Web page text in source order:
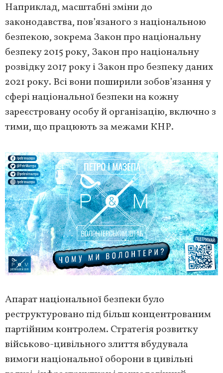
Наприклад, масштабні зміни до
законодавства, пов’язаного з національною
безпекою, зокрема Закон про національну
безпеку 2015 року, Закон про національну
розвідку 2017 року і Закон про безпеку даних
2021 року. Всі вони поширили зобов’язання у
сфері національної безпеки на кожну
зареєстровану особу й організацію, включно з
тими, що працюють за межами КНР.
Апарат національної безпеки було
реструктуровано під більш концентрованим
партійним контролем. Стратегія розвитку
військово-цивільного злиття вбудувала
вимоги національної оборони в цивільні